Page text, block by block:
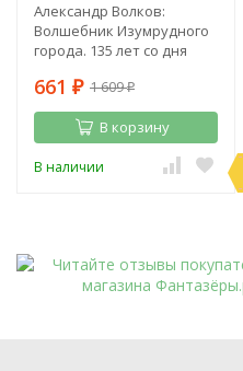
Александр Волков:
Волшебник Изумрудного
города. 135 лет со дня
661 ₽ 1 609₽
В корзину
В наличии